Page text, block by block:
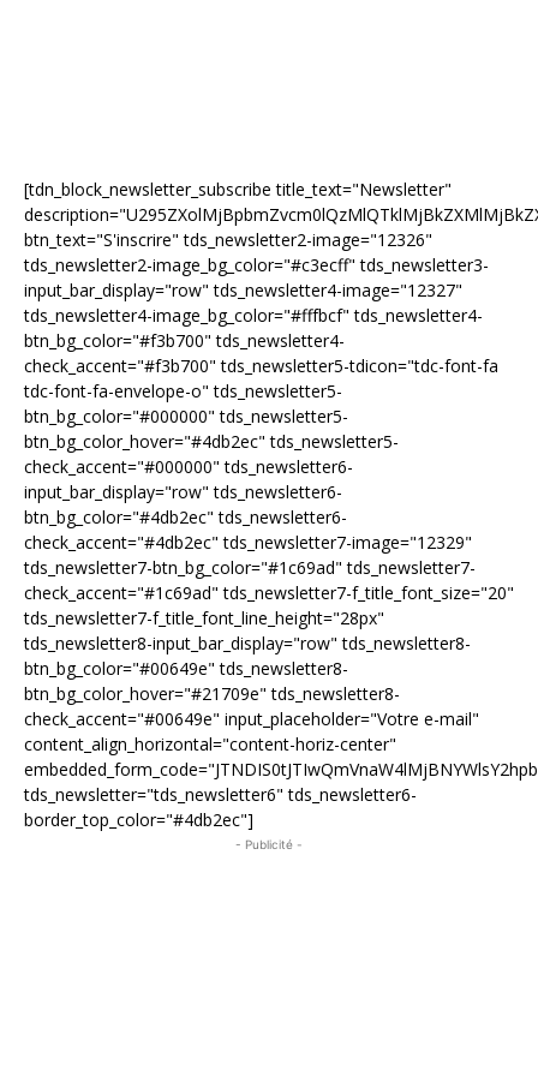
[tdn_block_newsletter_subscribe title_text="Newsletter"
btn_text="S'inscrire" tds_newsletter2-image="12326"
tds_newsletter2-image_bg_color="#c3ecff" tds_newsletter3-
input_bar_display="row" tds_newsletter4-image="12327"
tds_newsletter4-image_bg_color="#fffbcf" tds_newsletter4-
btn_bg_color="#f3b700" tds_newsletter4-
check_accent="#f3b700" tds_newsletter5-tdicon="tdc-font-fa
tdc-font-fa-envelope-o" tds_newsletter5-
btn_bg_color="#000000" tds_newsletter5-
btn_bg_color_hover="#4db2ec" tds_newsletter5-
check_accent="#000000" tds_newsletter6-
input_bar_display="row" tds_newsletter6-
btn_bg_color="#4db2ec" tds_newsletter6-
check_accent="#4db2ec" tds_newsletter7-image="12329"
tds_newsletter7-btn_bg_color="#1c69ad" tds_newsletter7-
check_accent="#1c69ad" tds_newsletter7-f_title_font_size="20"
tds_newsletter7-f_title_font_line_height="28px"
tds_newsletter8-input_bar_display="row" tds_newsletter8-
btn_bg_color="#00649e" tds_newsletter8-
btn_bg_color_hover="#21709e" tds_newsletter8-
check_accent="#00649e" input_placeholder="Votre e-mail"
content_align_horizontal="content-horiz-center"
tds_newsletter="tds_newsletter6" tds_newsletter6-
border_top_color="#4db2ec"]
- Publicité -